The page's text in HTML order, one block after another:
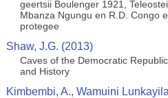
geertsii Boulenger 1921,
Mbanza Ngungu en R.D. Congo
protegee
Shaw, J.G. (2013)
Caves of the Democratic
and History
Kimbembi, A., Wamuini